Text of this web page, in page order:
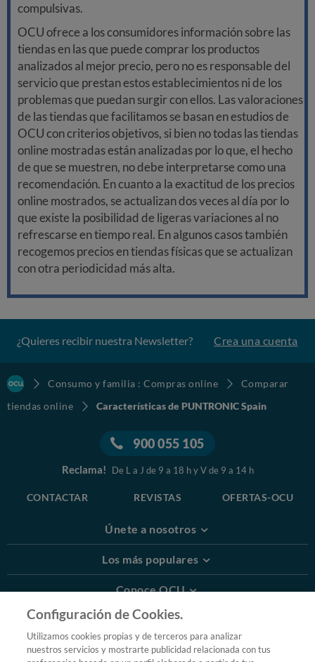
compulsivas.
OCU ofrece a los consumidores información sobre las
tiendas en las que puede comprar los productos
analizados al mejor precio, pero no es responsable del
servicio que prestan estos establecimientos ni de los
problemas que puedan surgir con ellos. Las valoraciones
de las tiendas que facilitamos se basan en estudios de
OCU con criterios objetivos, si bien no todas las tiendas
online mostradas están analizadas por lo que, el hecho
de que se muestren, no debe interpretarse como una
recomendación. En cuanto a la exactitud de los precios
online mostrados, se actualizan dos veces al día por lo
que existe la posibilidad de ligeras variaciones al no
refrescarse en tiempo real. En algunos casos también
recogemos precios en tiendas físicas que se actualizan
con otra periodicidad más alta.
¿Quieres recibir nuestra Newsletter? Crea una cuenta
Consumo y familia : Compras online
Comparar
tiendas online
Características de PUNTRONIC Spain
900 055 105
Reclama! De L a J de 9 a 18 h y V de 9 a 14 h
CONTACTAR REVISTAS OFERTAS-OCU
Únete a nosotros
Los más populares
Conoce OCU
Más Información
© 2026 OCU
Configuración de Cookies.
Utilizamos cookies propias y de terceros para analizar
nuestros servicios y mostrarte publicidad relacionada con tus